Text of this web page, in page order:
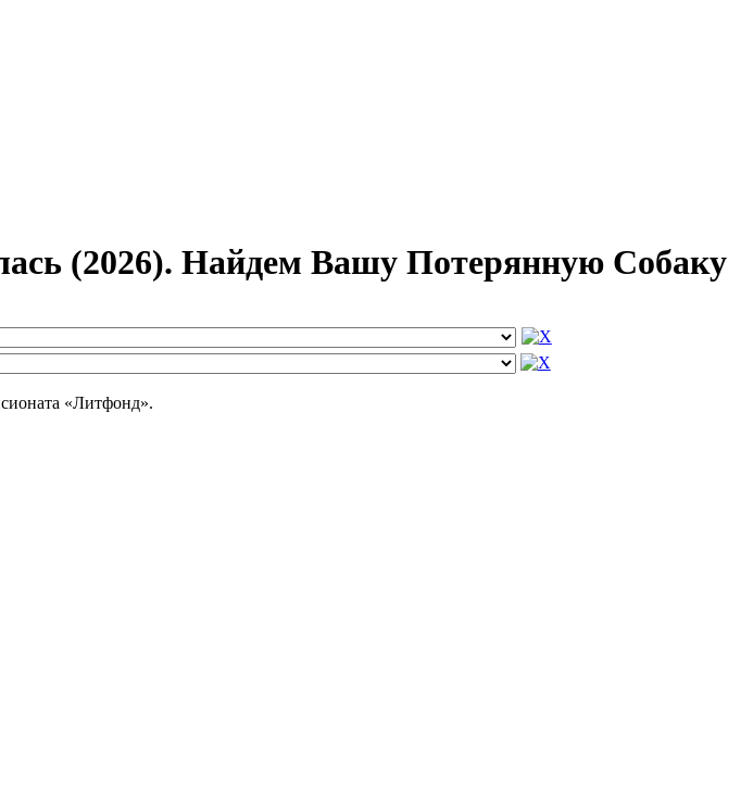
(2026). Найдем Вашу Потерянную Собаку
«Литфонд».